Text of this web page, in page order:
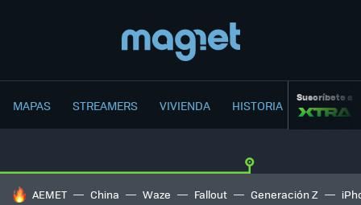
MAPAS STREAMERS VIVIENDA HISTORIA Suscríbete a
HOY SE HABLA DE
AEMET China Waze Fallout Generación Z